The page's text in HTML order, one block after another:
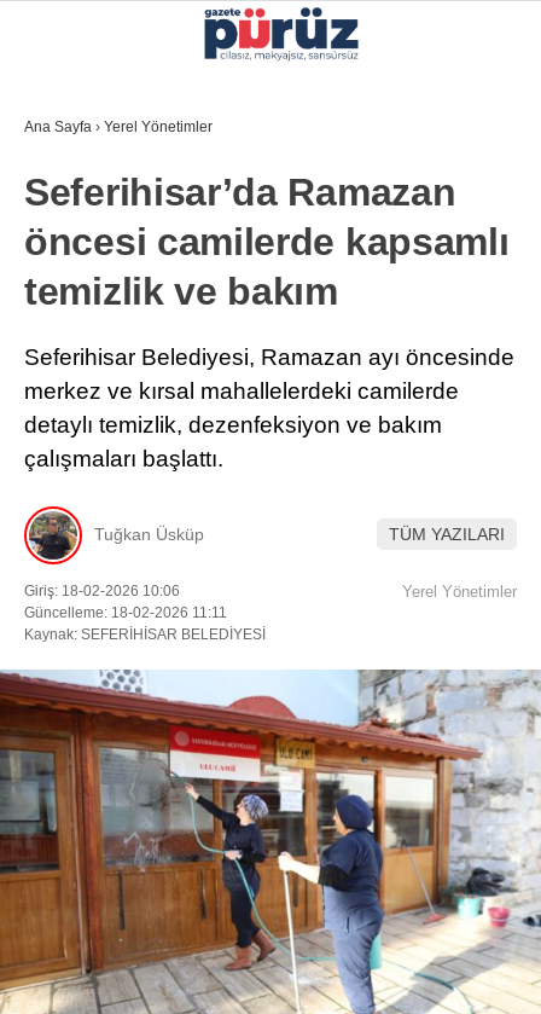
Instagram
Youtube
TikTok
YEREL YÖNETIMLER
GÜNCEL
EKONOMI
POLITIKA
SAĞLIK
KÜLTÜR-SANAT
DIĞER
Ana Sayfa › Yerel Yönetimler
Seferihisar’da Ramazan
öncesi camilerde kapsamlı
temizlik ve bakım
Seferihisar Belediyesi, Ramazan ayı öncesinde
merkez ve kırsal mahallelerdeki camilerde
detaylı temizlik, dezenfeksiyon ve bakım
çalışmaları başlattı.
Tuğkan Üsküp TÜM YAZILARI
Giriş: 18-02-2026 10:06
Güncelleme: 18-02-2026 11:11
Kaynak: SEFERİHİSAR BELEDİYESİ
Yerel Yönetimler